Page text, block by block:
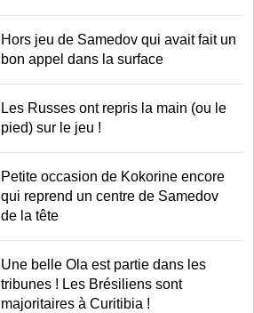
Hors jeu de Samedov qui avait fait un
bon appel dans la surface
Les Russes ont repris la main (ou le
pied) sur le jeu !
Petite occasion de Kokorine encore
qui reprend un centre de Samedov
de la tête
Une belle Ola est partie dans les
tribunes ! Les Brésiliens sont
majoritaires à Curitibia !